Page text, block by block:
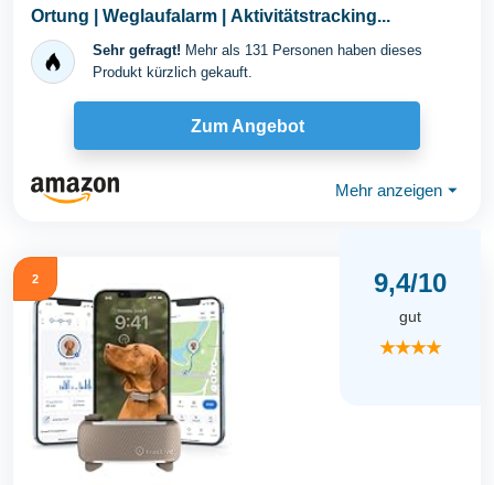
Ortung | Weglaufalarm | Aktivitätstracking...
Sehr gefragt! Mehr als 131 Personen haben dieses
Produkt kürzlich gekauft.
Zum Angebot
Mehr anzeigen ⏷
2 9,4/10
gut
★★★★